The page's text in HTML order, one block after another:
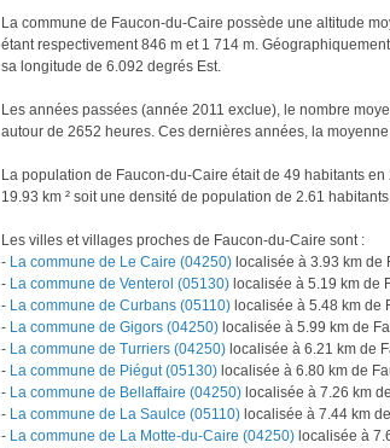
La commune de Faucon-du-Caire possède une altitude
étant respectivement 846 m et 1 714 m.
sa longitude de 6.092 degrés Est.
Les années passées (année 2011 exclue), le nombre
autour de 2652 heures. Ces dernières années, la
La population de Faucon-du-Caire était de 49 habitants
19.93 km ² soit une densité de population de 2.61 habitants
Les villes et villages proches de Faucon-du-Caire sont :
- La commune de Le Caire (04250) localisée à 3.93 km de
- La commune de Venterol (05130) localisée à 5.19 km de
- La commune de Curbans (05110) localisée à 5.48 km de
- La commune de Gigors (04250) localisée à 5.99 km de
- La commune de Turriers (04250) localisée à 6.21 km de
- La commune de Piégut (05130) localisée à 6.80 km de
- La commune de Bellaffaire (04250) localisée à 7.26 km
- La commune de La Saulce (05110) localisée à 7.44 km
- La commune de La Motte-du-Caire (04250) localisée à